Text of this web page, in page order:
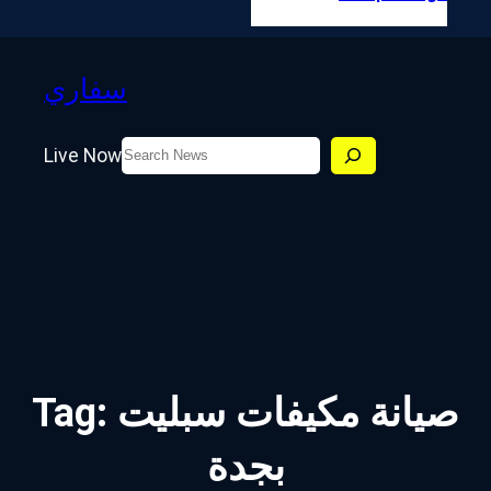
سفاري
Live NowSearch
Tag: صيانة مكيفات سبليت
بجدة